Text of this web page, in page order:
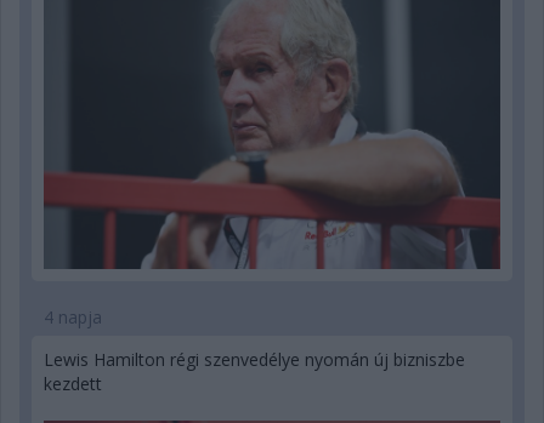
4 napja
Lewis Hamilton régi szenvedélye nyomán új bizniszbe
kezdett